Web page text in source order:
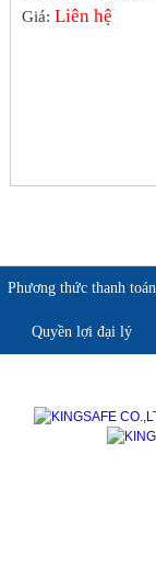
Giá:Liên hệ
Phương thức thanh toán
Quyền lợi đại lý